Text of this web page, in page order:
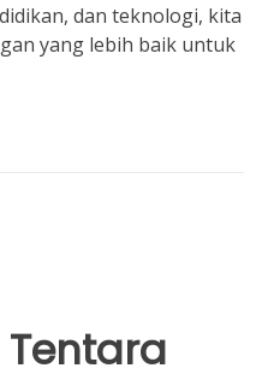
dan teknologi, kita
yang lebih baik untuk